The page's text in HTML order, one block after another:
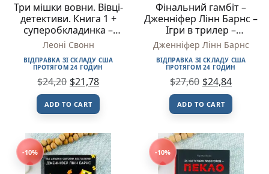
Три мішки вовни. Вівці-
детективи. Книга 1 +
суперобкладинка –
Леоні Свонн – КСД
Леоні Свонн
ВІДПРАВКА ЗІ СКЛАДУ США
ПРОТЯГОМ 24 ГОДИН
$24,20 $21,78
ADD TO CART
Фінальний гамбіт –
Дженніфер Лінн Барнс –
Ігри в трилер –
READBERRY
Дженніфер Лінн Барнс
ВІДПРАВКА ЗІ СКЛАДУ США
ПРОТЯГОМ 24 ГОДИН
$27,60 $24,84
ADD TO CART
-10% -10%